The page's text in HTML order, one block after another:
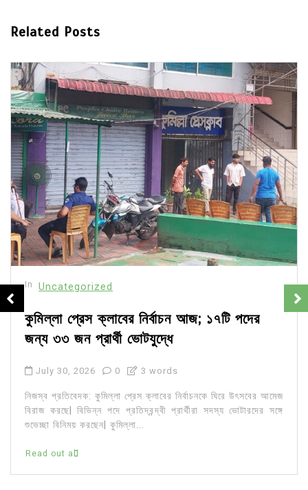
Related Posts
In Uncategorized
কুমিল্লা প্রেস ক্লাবের নির্বাচন আজ; ১৭টি পদের
জন্য ৩৩ জন প্রার্থী ভোটযুদ্ধে
July 30, 2026 0 3 words
নিজস্ব প্রতিবেদক: কুমিল্লা প্রেস ক্লাবের নির্বাচনকে ঘিরে উৎসবের আমেজ
বিরাজ করছে| বিভিন্ন পদে প্রতিদ্বন্দ্বী প্রার্থীরা সদস্য ভোটারদের সঙ্গে
শুভেচ্ছা বিনিময় করছেন| কুমিল্লা...
Read out all